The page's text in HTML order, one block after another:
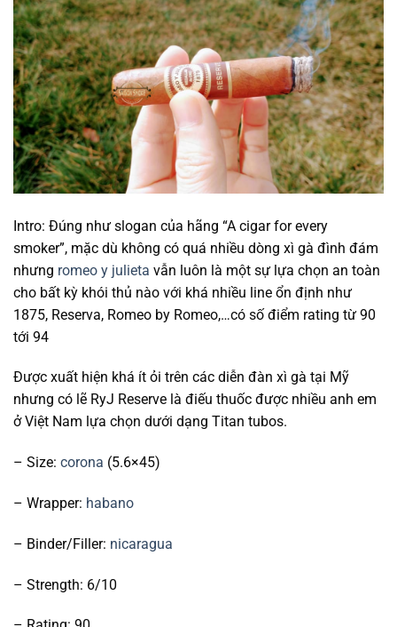
Intro: Đúng như slogan của hãng “A cigar for every
smoker”, mặc dù không có quá nhiều dòng xì gà đình đám
nhưng romeo y julieta vẫn luôn là một sự lựa chọn an toàn
cho bất kỳ khói thủ nào với khá nhiều line ổn định như
1875, Reserva, Romeo by Romeo,…có số điểm rating từ 90
tới 94
Được xuất hiện khá ít ỏi trên các diễn đàn xì gà tại Mỹ
nhưng có lẽ RyJ Reserve là điếu thuốc được nhiều anh em
ở Việt Nam lựa chọn dưới dạng Titan tubos.
– Size: corona (5.6×45)
– Wrapper: habano
– Binder/Filler: nicaragua
– Strength: 6/10